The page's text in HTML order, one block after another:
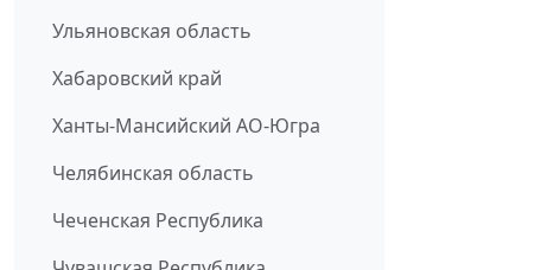
Ульяновская область
Хабаровский край
Ханты-Мансийский АО-Югра
Челябинская область
Чеченская Республика